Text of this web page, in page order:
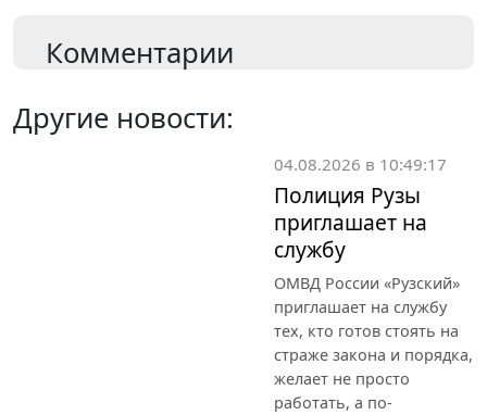
Комментарии
Другие новости:
04.08.2026 в 10:49:17
Полиция Рузы
приглашает на
службу
ОМВД России «Рузский»
приглашает на службу
тех, кто готов стоять на
страже закона и порядка,
желает не просто
работать, а по-